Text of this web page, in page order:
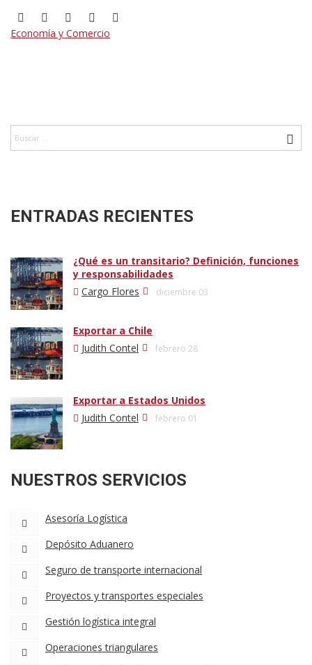
Economía y Comercio
ENTRADAS RECIENTES
¿Qué es un transitario? Definición, funciones
y responsabilidades
Cargo Flores
diciembre 03
Exportar a Chile
Judith Contel
febrero 28
Exportar a Estados Unidos
Judith Contel
febrero 01
NUESTROS SERVICIOS
Asesoría Logística
Depósito Aduanero
Seguro de transporte internacional
Proyectos y transportes especiales
Gestión logística integral
Operaciones triangulares